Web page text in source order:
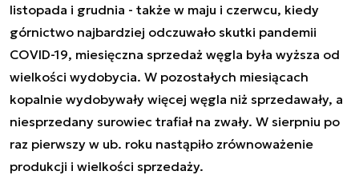
listopada i grudnia - także w maju i czerwcu, kiedy
górnictwo najbardziej odczuwało skutki pandemii
COVID-19, miesięczna sprzedaż węgla była wyższa od
wielkości wydobycia. W pozostałych miesiącach
kopalnie wydobywały więcej węgla niż sprzedawały, a
niesprzedany surowiec trafiał na zwały. W sierpniu po
raz pierwszy w ub. roku nastąpiło zrównoważenie
produkcji i wielkości sprzedaży.